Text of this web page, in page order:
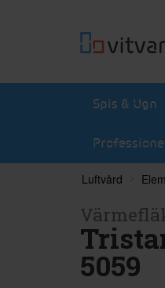
Spis & Ugn
Luftvård
5059